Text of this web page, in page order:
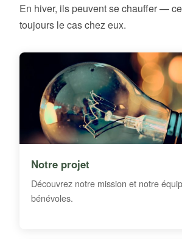
En hiver, ils peuvent se chauffer —
toujours le cas chez eux.
Notre projet
Découvrez notre mission et notre
bénévoles.